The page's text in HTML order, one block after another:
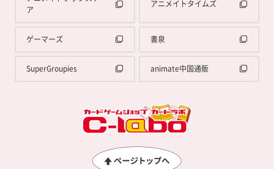
ア
アニメイトタイムズ
ゲーマーズ 書泉
SuperGroupies animate中国通販